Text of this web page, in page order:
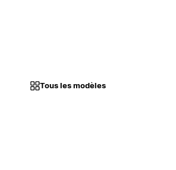
Tous les modèles